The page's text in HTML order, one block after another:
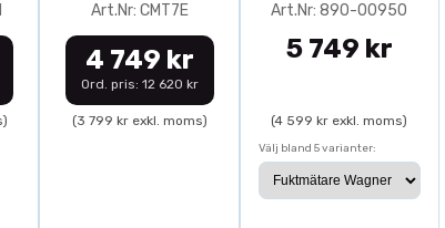
Art.Nr: CMT7E
4 749 kr
Ord. pris: 12 620 kr
(3 799 kr exkl. moms)
Art.Nr: 890-00950
5 749 kr
(4 599 kr exkl. moms)
Välj bland 5 varianter: